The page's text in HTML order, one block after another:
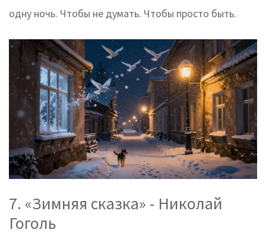
одну ночь. Чтобы не думать. Чтобы просто быть.
7. «Зимняя сказка» - Николай
Гоголь